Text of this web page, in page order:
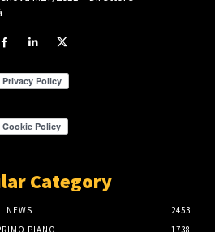
Category
NEWS
2453
PIANO
1738